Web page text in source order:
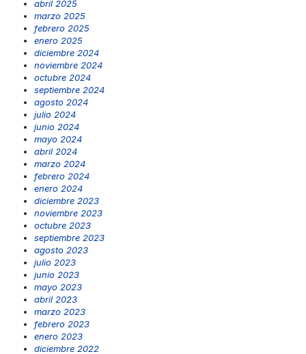
abril 2025
marzo 2025
febrero 2025
enero 2025
diciembre 2024
noviembre 2024
octubre 2024
septiembre 2024
agosto 2024
julio 2024
junio 2024
mayo 2024
abril 2024
marzo 2024
febrero 2024
enero 2024
diciembre 2023
noviembre 2023
octubre 2023
septiembre 2023
agosto 2023
julio 2023
junio 2023
mayo 2023
abril 2023
marzo 2023
febrero 2023
enero 2023
diciembre 2022